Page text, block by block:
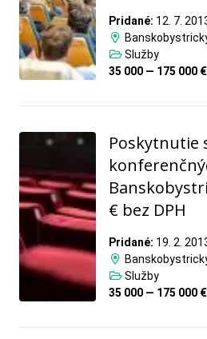
Pridané: 12. 7.
Služby
35 000 — 175 000 €
Poskytnutie
€ bez DPH
Pridané: 19. 2.
Služby
35 000 — 175 000 €